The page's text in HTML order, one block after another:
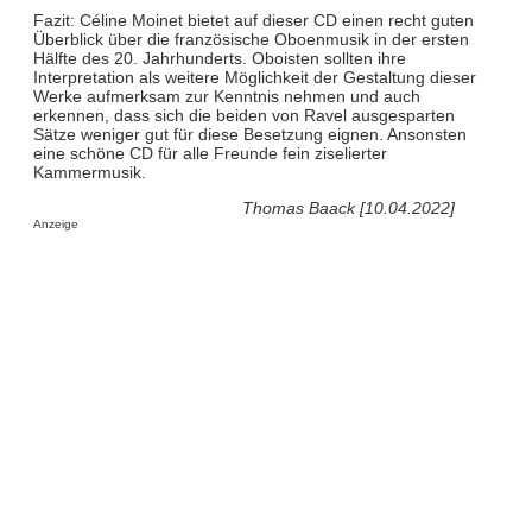
Fazit: Céline Moinet bietet auf dieser CD einen recht guten
Überblick über die französische Oboenmusik in der ersten
Hälfte des 20. Jahrhunderts. Oboisten sollten ihre
Interpretation als weitere Möglichkeit der Gestaltung dieser
Werke aufmerksam zur Kenntnis nehmen und auch
erkennen, dass sich die beiden von Ravel ausgesparten
Sätze weniger gut für diese Besetzung eignen. Ansonsten
eine schöne CD für alle Freunde fein ziselierter
Kammermusik.
Thomas Baack [10.04.2022]
Anzeige